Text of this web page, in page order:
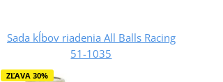
Sada kĺbov riadenia All Balls Racing
51-1035
ZĽAVA 30%